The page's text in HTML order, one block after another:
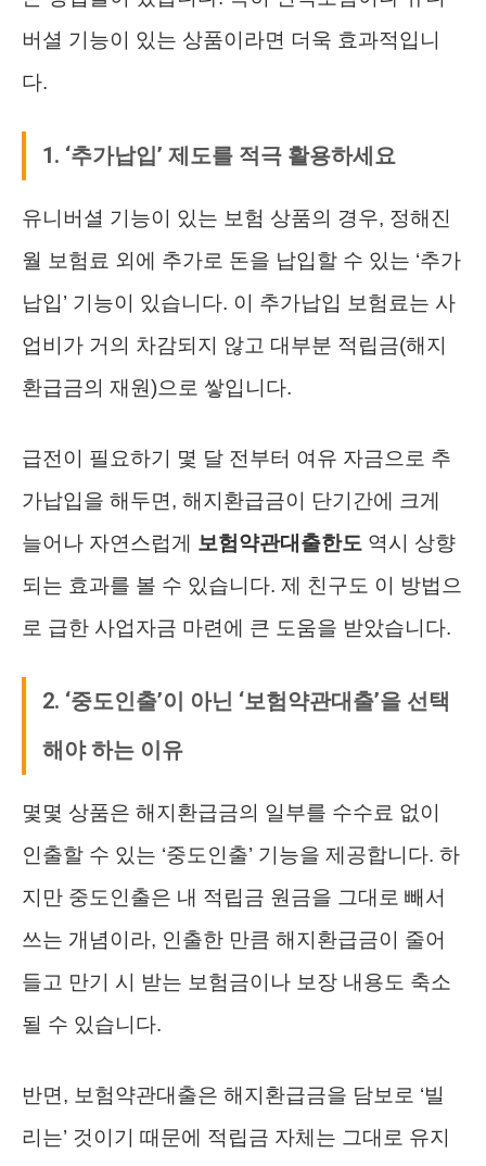
버셜 기능이 있는 상품이라면 더욱 효과적입니
다.
1. ‘추가납입’ 제도를 적극 활용하세요
유니버셜 기능이 있는 보험 상품의 경우, 정해진
월 보험료 외에 추가로 돈을 납입할 수 있는 ‘추가
납입’ 기능이 있습니다. 이 추가납입 보험료는 사
업비가 거의 차감되지 않고 대부분 적립금(해지
환급금의 재원)으로 쌓입니다.
급전이 필요하기 몇 달 전부터 여유 자금으로 추
가납입을 해두면, 해지환급금이 단기간에 크게
늘어나 자연스럽게 보험약관대출한도 역시 상향
되는 효과를 볼 수 있습니다. 제 친구도 이 방법으
로 급한 사업자금 마련에 큰 도움을 받았습니다.
2. ‘중도인출’이 아닌 ‘보험약관대출’을 선택
해야 하는 이유
몇몇 상품은 해지환급금의 일부를 수수료 없이
인출할 수 있는 ‘중도인출’ 기능을 제공합니다. 하
지만 중도인출은 내 적립금 원금을 그대로 빼서
쓰는 개념이라, 인출한 만큼 해지환급금이 줄어
들고 만기 시 받는 보험금이나 보장 내용도 축소
될 수 있습니다.
반면, 보험약관대출은 해지환급금을 담보로 ‘빌
리는’ 것이기 때문에 적립금 자체는 그대로 유지